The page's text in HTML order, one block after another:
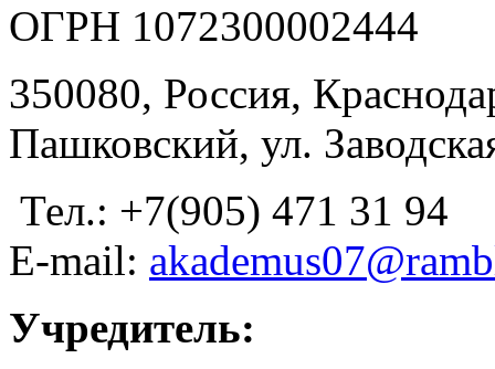
ОГРН 1072300002444
350080, Россия,
Пашковский, ул.
Тел.: +7(905) 471 31 94
E-mail:
Учредитель: